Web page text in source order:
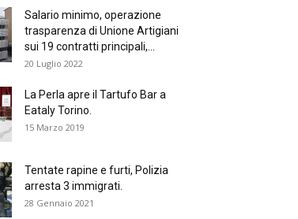
Salario minimo, operazione
trasparenza di Unione Artigiani
sui 19 contratti principali,...
20 Luglio 2022
La Perla apre il Tartufo Bar a
Eataly Torino.
15 Marzo 2019
Tentate rapine e furti, Polizia
arresta 3 immigrati.
28 Gennaio 2021